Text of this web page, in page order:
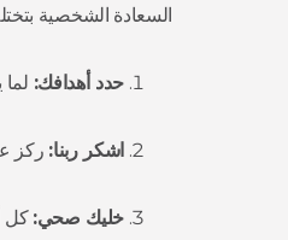
السعادة الشخصية
حدد أهدافك:
اشكر ربنا: ركز
خليك صحي: كل